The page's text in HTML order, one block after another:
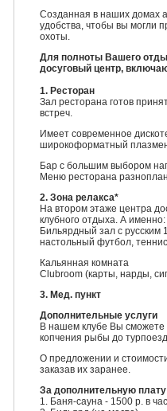
Созданная в наших домах
удобства, чтобы вы могли
охоты.
Для полноты Вашего
досуговый центр,
1. Ресторан
Зал ресторана готов
встреч.
Имеет современное
широкоформатный
Бар с большим выбором
Меню ресторана
2. Зона релакса*
На втором этаже центра
клубного отдыха. А именно:
Бильярдный зал с русским
настольный футбол,
Кальянная комната
Clubroom (карты, нарды,
3. Мед. пункт
Дополнительные услуги
В нашем клубе Вы сможете
копчения рыбы до
О предложении и
заказав их заранее.
За дополнительную
1. Баня-сауна - 1500 р. в